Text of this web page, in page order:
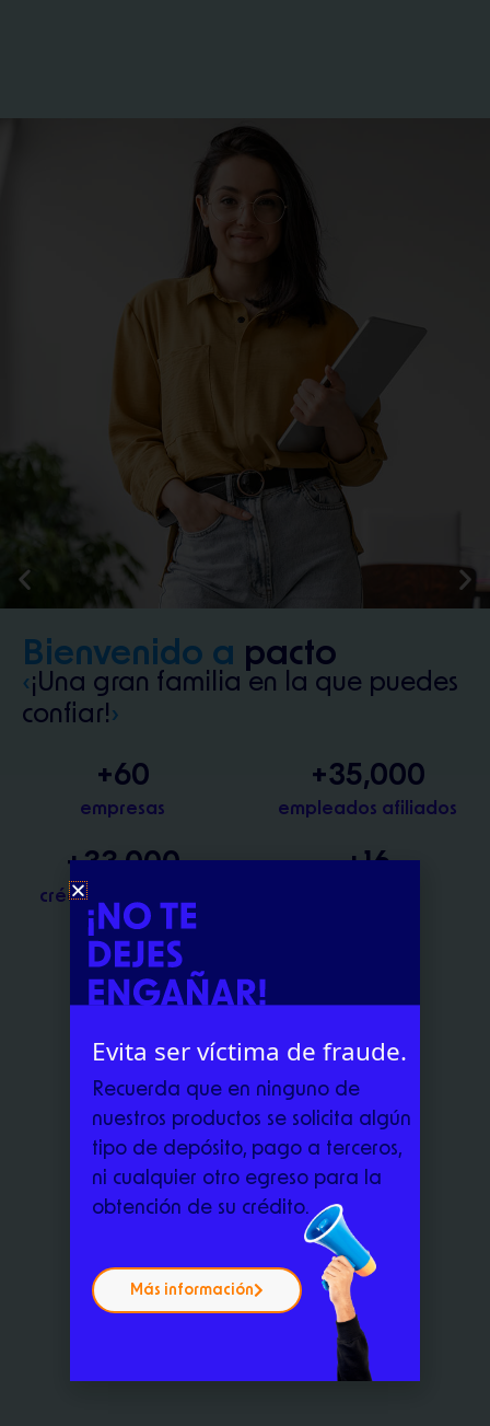
Bienvenido a pacto
‹¡Una gran familia en la que puedes
confiar!›
empresas
+60
empleados afiliados
+35,000
créditos otorgados
+33,000 +16
Solicita tu crédito
Evita ser víctima de fraude.
Recuerda que en ninguno de
nuestros productos se solicita algún
tipo de depósito, pago a terceros,
ni cualquier otro egreso para la
obtención de su crédito.
Más información